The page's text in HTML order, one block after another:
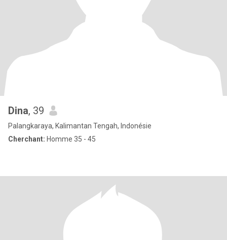
Dina, 39
Palangkaraya, Kalimantan Tengah, Indonésie
Cherchant: Homme 35 - 45